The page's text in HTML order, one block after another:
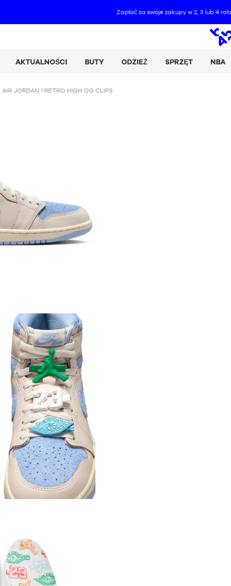
Zapłać za swoje zakupy w 2, 3 lub 4
AKTUALNOŚCI BUTY ODZIEŻ SPRZĘT NBA
AIR JORDAN 1 RETRO HIGH OG CLIPS